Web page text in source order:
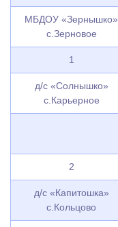
МБДОУ «Зернышко»
с.Зерновое
1
д/с «Солнышко»
с.Карьерное
2
д/с «Капитошка»
с.Кольцово